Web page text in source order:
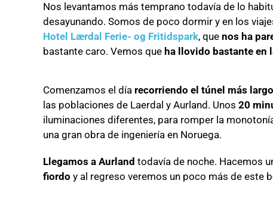
Nos levantamos más temprano todavía de lo
desayunando. Somos de poco dormir y en los
Hotel Lærdal Ferie- og Fritidspark, que nos ha
bastante caro. Vemos que ha llovido bastante en
Comenzamos el día recorriendo el túnel más
las poblaciones de Laerdal y Aurland. Unos 20
iluminaciones diferentes, para romper la
una gran obra de ingeniería en Noruega.
Llegamos a Aurland todavía de noche. Hacemos
fiordo y al regreso veremos un poco más de este